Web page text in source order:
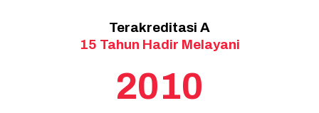
2010
Terakreditasi A
15 Tahun Hadir Melayani